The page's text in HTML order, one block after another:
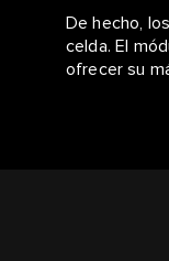
De hecho,
celda. El
ofrecer su